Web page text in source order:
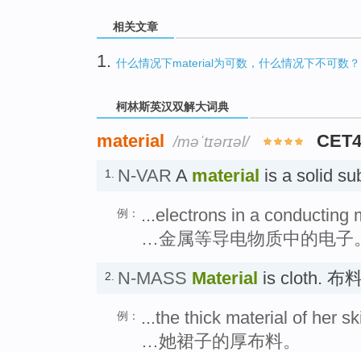
相关文章
1. 什么情况下material为可数，什么情况下不可数？
柯林斯英汉双解大词典
material /məˈtɪərɪəl/
1. N-VAR A material is a solid
例：
...electrons in a conducting
…金属等导电物质中的电子
2. N-MASS Material is cloth. 布
例：
...the thick material of her
…她裙子的厚布料。